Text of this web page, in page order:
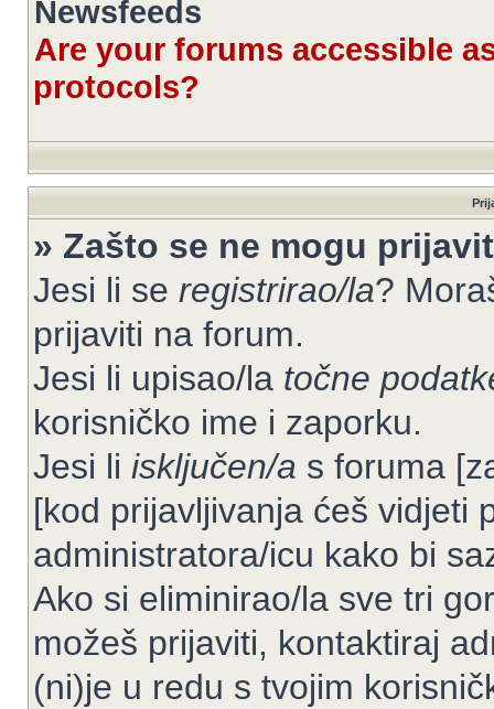
Newsfeeds
Are your forums accessible
protocols?
» Zašto se ne mogu
Jesi li se registrirao/la?
prijaviti na forum.
Jesi li upisao/la točne
korisničko ime i zaporku.
Jesi li isključen/a s foruma
[kod prijavljivanja ćeš vidjeti
administratora/icu kako bi
Ako si eliminirao/la sve tri
možeš prijaviti, kontaktiraj
(ni)je u redu s tvojim